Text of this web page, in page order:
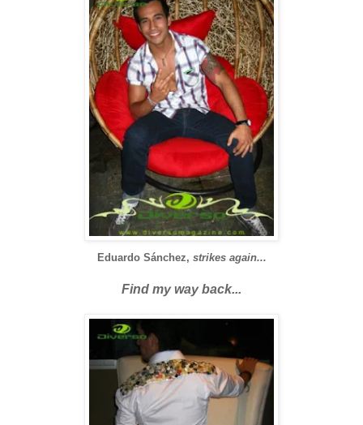
Eduardo Sánchez, strikes again...
Find my way back...